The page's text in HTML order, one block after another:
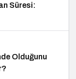
Süresi:
Olduğunu